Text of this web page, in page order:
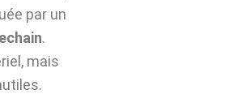
par un
.
mais